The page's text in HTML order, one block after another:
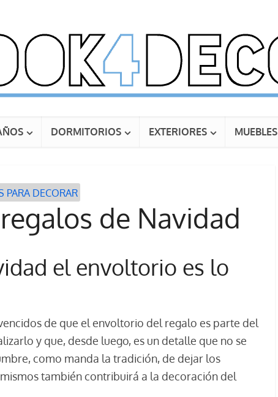
DORMITORIOS EXTERIORES MUEBLES
PARA DECORAR
de Navidad
el envoltorio es lo
de que el envoltorio del regalo es parte del
y que, desde luego, es un detalle que no se
como manda la tradición, de dejar los
también contribuirá a la decoración del